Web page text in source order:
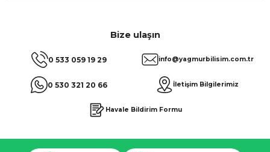
Bize ulaşın
0 533 059 19 29
0 530 321 20 66
info@yagmurbilisim.com.tr
İletişim Bilgilerimiz
Havale Bildirim Formu